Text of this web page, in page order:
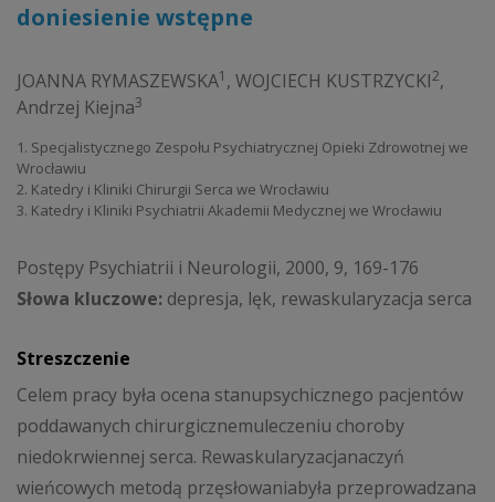
doniesienie wstępne
JOANNA RYMASZEWSKA1 , WOJCIECH KUSTRZYCKI2,
Andrzej Kiejna3
1. Specjalistycznego Zespołu Psychiatrycznej Opieki Zdrowotnej we
Wrocławiu
2. Katedry i Kliniki Chirurgii Serca we Wrocławiu
3. Katedry i Kliniki Psychiatrii Akademii Medycznej we Wrocławiu
Postępy Psychiatrii i Neurologii, 2000, 9, 169-176
Słowa kluczowe: depresja, lęk, rewaskularyzacja serca
Streszczenie
Celem pracy była ocena stanupsychicznego pacjentów
poddawanych chirurgicznemuleczeniu choroby
niedokrwiennej serca. Rewaskularyzacjanaczyń
wieńcowych metodą przęsłowaniabyła przeprowadzana